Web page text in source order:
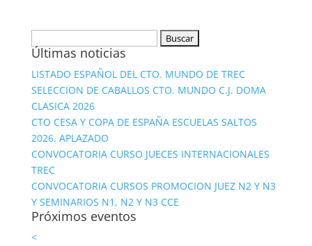
Últimas noticias
LISTADO ESPAÑOL DEL CTO. MUNDO DE TREC
SELECCION DE CABALLOS CTO. MUNDO C.J. DOMA
CLASICA 2026
CTO CESA Y COPA DE ESPAÑA ESCUELAS SALTOS
2026. APLAZADO
CONVOCATORIA CURSO JUECES INTERNACIONALES
TREC
CONVOCATORIA CURSOS PROMOCION JUEZ N2 Y N3
Y SEMINARIOS N1, N2 Y N3 CCE
Próximos eventos
<